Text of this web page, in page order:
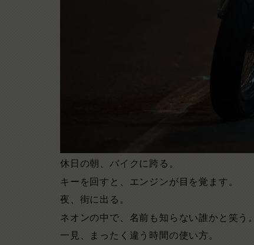
休日の朝、バイクに跨る。
キーを回すと、エンジンが目を覚ます。
夜、街に出る。
ネオンの中で、名前も知らない誰かと笑う。
一見、まったく違う時間の使い方。